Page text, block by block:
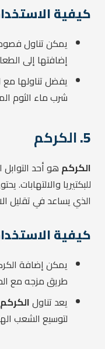
كيفية
يمكن تناول
إضافتها إلى
يفضل تناولها مع
شرب ماء الثوم
5. الكركم
الكركم هو أحد
للبكتيريا والالتهابات.
الذي يساعد في تقليل
كيفية
يمكن إضافة
طريق مزجه مع
يعد تناول
لتوسيع الشعب